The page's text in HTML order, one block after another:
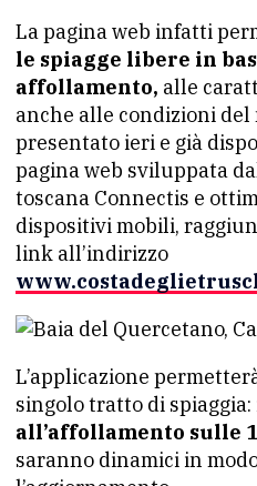
La pagina web infatti
le spiagge libere in
affollamento, alle
anche alle condizioni
presentato ieri e già
pagina web sviluppata
toscana Connectis e
dispositivi mobili,
link all’indirizzo
L’applicazione
singolo tratto di spiaggia:
all’affollamento sulle
saranno dinamici in